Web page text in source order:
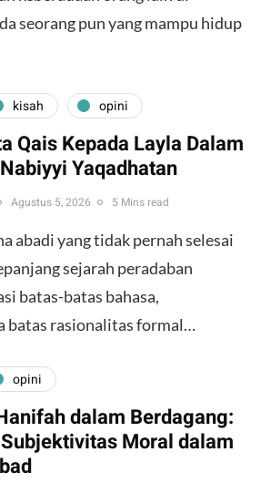
seorang pun yang mampu hidup
kisah opini
Qais Kepada Layla Dalam
Yaqadhatan
Agustus 5, 2026 5 Mins read
abadi yang tidak pernah selesai
sejarah peradaban
batas-batas bahasa,
batas rasionalitas formal…
opini
dalam Berdagang:
Moral dalam